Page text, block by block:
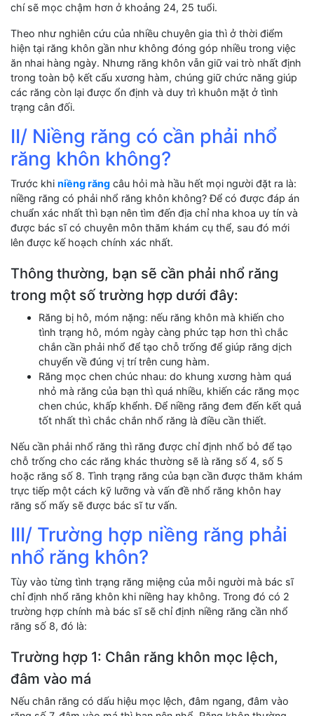
chí sẽ mọc chậm hơn ở khoảng 24, 25 tuổi.
Theo như nghiên cứu của nhiều chuyên gia thì ở thời điểm
hiện tại răng khôn gần như không đóng góp nhiều trong việc
ăn nhai hàng ngày. Nhưng răng khôn vẫn giữ vai trò nhất định
trong toàn bộ kết cấu xương hàm, chúng giữ chức năng giúp
các răng còn lại được ổn định và duy trì khuôn mặt ở tình
trạng cân đối.
II/ Niềng răng có cần phải nhổ
răng khôn không?
Trước khi niềng răng câu hỏi mà hầu hết mọi người đặt ra là:
niềng răng có phải nhổ răng khôn không? Để có được đáp án
chuẩn xác nhất thì bạn nên tìm đến địa chỉ nha khoa uy tín và
được bác sĩ có chuyên môn thăm khám cụ thể, sau đó mới
lên được kế hoạch chính xác nhất.
Thông thường, bạn sẽ cần phải nhổ răng
trong một số trường hợp dưới đây:
Răng bị hô, móm nặng: nếu răng khôn mà khiến cho
tình trạng hô, móm ngày càng phức tạp hơn thì chắc
chắn cần phải nhổ để tạo chỗ trống để giúp răng dịch
chuyển về đúng vị trí trên cung hàm.
Răng mọc chen chúc nhau: do khung xương hàm quá
nhỏ mà răng của bạn thì quá nhiều, khiến các răng mọc
chen chúc, khấp khểnh. Để niềng răng đem đến kết quả
tốt nhất thì chắc chắn nhổ răng là điều cần thiết.
Nếu cần phải nhổ răng thì răng được chỉ định nhổ bỏ để tạo
chỗ trống cho các răng khác thường sẽ là răng số 4, số 5
hoặc răng số 8. Tình trạng răng của bạn cần được thăm khám
trực tiếp một cách kỹ lưỡng và vấn đề nhổ răng khôn hay
răng số mấy sẽ được bác sĩ tư vấn.
III/ Trường hợp niềng răng phải
nhổ răng khôn?
Tùy vào từng tình trạng răng miệng của mỗi người mà bác sĩ
chỉ định nhổ răng khôn khi niềng hay không. Trong đó có 2
trường hợp chính mà bác sĩ sẽ chỉ định niềng răng cần nhổ
răng số 8, đó là:
Trường hợp 1: Chân răng khôn mọc lệch,
đâm vào má
Nếu chân răng có dấu hiệu mọc lệch, đâm ngang, đâm vào